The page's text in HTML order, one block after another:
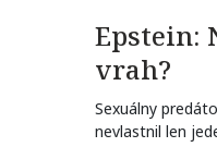
Epstein:
vrah?
Sexuálny
nevlastnil len